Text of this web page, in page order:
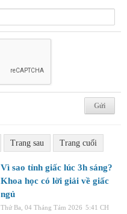
Trang sau Trang cuối
Vì sao tỉnh giấc lúc 3h sáng?
Khoa học có lời giải về giấc
ngủ
Thứ Ba, 04 Tháng Tám 2026 5:41 CH